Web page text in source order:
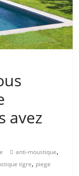
avez
anti-moustique,
tigre, piege